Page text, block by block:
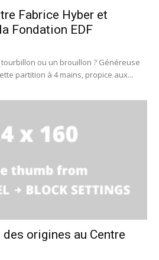
Fabrice Hyber et
Fondation EDF
ou un brouillon ? Généreuse
partition à 4 mains, propice aux...
origines au Centre